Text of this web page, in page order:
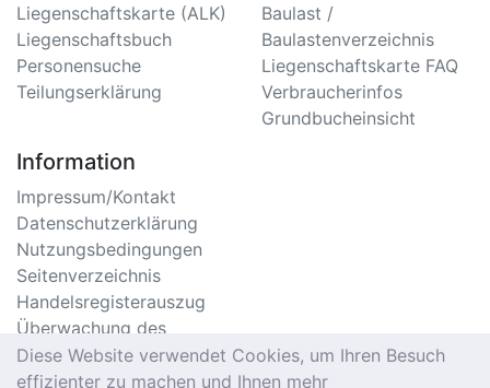
Liegenschaftskarte (ALK)
Liegenschaftsbuch
Personensuche
Teilungserklärung
Baulast /
Baulastenverzeichnis
Liegenschaftskarte FAQ
Verbraucherinfos
Grundbucheinsicht
Information
Impressum/Kontakt
Datenschutzerklärung
Nutzungsbedingungen
Seitenverzeichnis
Handelsregisterauszug
Überwachung des
Handelsregister
Meldebescheinigung
Diese Website verwendet Cookies, um Ihren Besuch
effizienter zu machen und Ihnen mehr